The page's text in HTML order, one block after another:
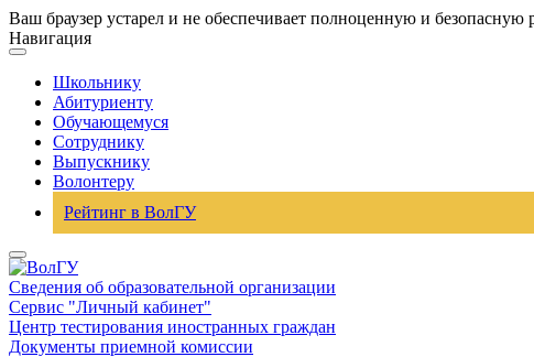
Ваш браузер устарел и не обеспечивает полноценную и безопасную
Навигация
Школьнику
Абитуриенту
Обучающемуся
Сотруднику
Выпускнику
Волонтеру
Рейтинг в ВолГУ
Сведения об образовательной организации
Сервис "Личный кабинет"
Центр тестирования иностранных граждан
Документы приемной комиссии